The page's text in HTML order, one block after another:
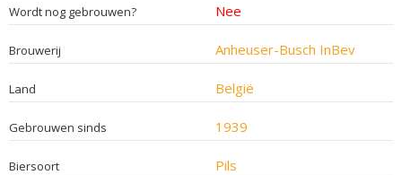
Wordt nog gebrouwen? Nee
Brouwerij Anheuser-Busch InBev
Land België
Gebrouwen sinds 1939
Biersoort Pils